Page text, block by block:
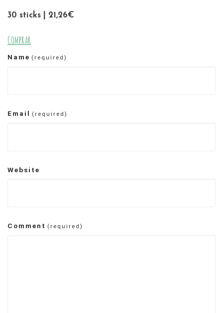
30 sticks | 21,26€
COMPRAR
Name (required)
Email (required)
Website
Comment (required)